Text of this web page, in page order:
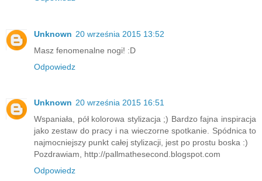
Unknown 20 września 2015 13:52
Masz fenomenalne nogi! :D
Odpowiedz
Unknown 20 września 2015 16:51
Wspaniała, pół kolorowa stylizacja ;) Bardzo fajna inspiracja
jako zestaw do pracy i na wieczorne spotkanie. Spódnica to
najmocniejszy punkt całej stylizacji, jest po prostu boska :)
Pozdrawiam, http://pallmathesecond.blogspot.com
Odpowiedz